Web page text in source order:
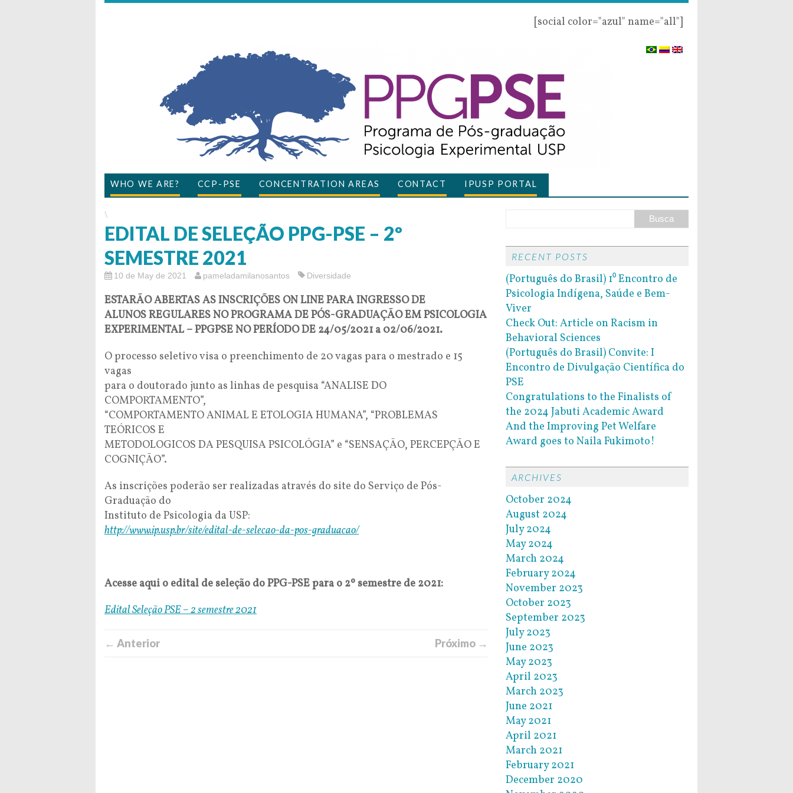
[social color="azul" name="all"]
WHO WE ARE? CCP-PSE CONCENTRATION AREAS CONTACT IPUSP PORTAL
\
EDITAL DE SELEÇÃO PPG-PSE – 2º
SEMESTRE 2021
10 de May de 2021 pameladamilanosantos Diversidade
ESTARÃO ABERTAS AS INSCRIÇÕES ON LINE PARA INGRESSO DE
ALUNOS REGULARES NO PROGRAMA DE PÓS-GRADUAÇÃO EM PSICOLOGIA
EXPERIMENTAL – PPGPSE NO PERÍODO DE 24/05/2021 a 02/06/2021.
O processo seletivo visa o preenchimento de 20 vagas para o mestrado e 15
vagas
para o doutorado junto as linhas de pesquisa “ANALISE DO
COMPORTAMENTO”,
“COMPORTAMENTO ANIMAL E ETOLOGIA HUMANA”, “PROBLEMAS
TEÓRICOS E
METODOLOGICOS DA PESQUISA PSICOLÓGIA” e “SENSAÇÃO, PERCEPÇÃO E
COGNIÇÃO”.
As inscrições poderão ser realizadas através do site do Serviço de Pós-
Graduação do
Instituto de Psicologia da USP:
http://www.ip.usp.br/site/edital-de-selecao-da-pos-graduacao/
Acesse aqui o edital de seleção do PPG-PSE para o 2º semestre de 2021:
Edital Seleção PSE – 2 semestre 2021
← Anterior Próximo →
RECENT POSTS
(Português do Brasil) 1⁰ Encontro de
Psicologia Indígena, Saúde e Bem-
Viver
Check Out: Article on Racism in
Behavioral Sciences
(Português do Brasil) Convite: I
Encontro de Divulgação Científica do
PSE
Congratulations to the Finalists of
the 2024 Jabuti Academic Award
And the Improving Pet Welfare
Award goes to Naila Fukimoto!
ARCHIVES
October 2024
August 2024
July 2024
May 2024
March 2024
February 2024
November 2023
October 2023
September 2023
July 2023
June 2023
May 2023
April 2023
March 2023
June 2021
May 2021
April 2021
March 2021
February 2021
December 2020